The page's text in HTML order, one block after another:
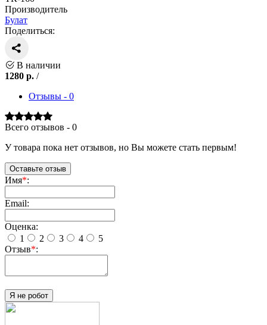
Производитель
Булат
Поделиться:
В наличии
1280 р. /
Отзывы - 0
Всего отзывов - 0
У товара пока нет отзывов, но Вы можете стать первым!
Оставьте отзыв
Имя*:
Email:
Оценка:
1
2 3 4
5
Отзыв*:
Я не робот